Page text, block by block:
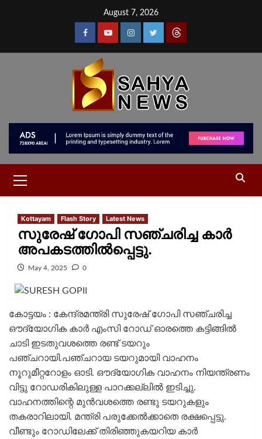
August 7, 2026
Kottayam Flash Story Latest News
സുരേഷ് ഗോപി സഞ്ചരിച്ച കാര്‍
അപകടത്തില്‍പ്പെട്ടു.
May 4, 2025 0
കോട്ടയം : കേന്ദ്രമന്ത്രി സുരേഷ് ഗോപി സഞ്ചരിച്ച
ഔദ്യോഗിക കാര്‍ എംസി റോഡ് ഓരത്തെ കട്ടിങ്ങില്‍
ചാടി ഇടതുവശത്തെ രണ്ട് ടയറും
പഞ്ചറായി.പഞ്ചറായ ടയറുമായി വാഹനം
നൂറുമീറ്ററോളം ഓടി. ഔദ്യോഗിക വാഹനം നിയന്ത്രണം
വിട്ടു റോഡരികിലുള്ള പാറക്കല്ലിൽ ഇടിച്ചു.
വാഹനത്തിന്റെ മുൻവശത്തെ രണ്ടു ടയറുകളും
തകരാറിലായി. മന്ത്രി പരുക്കേൽക്കാതെ രക്ഷപ്പെട്ടു.
വീണ്ടും റോഡിലേക്ക് തിരിഞ്ഞുകയറിയ കാര്‍